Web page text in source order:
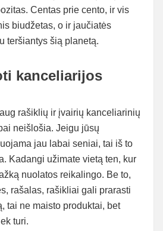
Centas prie cento, ir vis
biudžetas, o ir jaučiatės
teršiantys šią planetą.
kanceliarijos
rašiklių ir įvairių kanceliarinių
neišlošia. Jeigu jūsų
jau labai seniai, tai iš to
Kadangi užimate vietą ten, kur
nuolatos reikalingo. Be to,
rašalas, rašikliai gali prarasti
tai ne maisto produktai, bet
turi.